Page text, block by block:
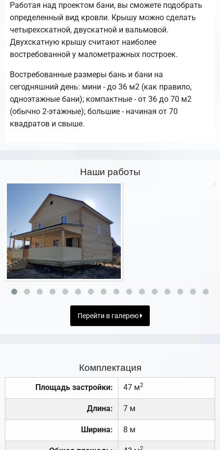
Работая над проектом бани, вы сможете подобрать
определенный вид кровли. Крышу можно сделать
четырехскатной, двускатной и вальмовой.
Двухскатную крышу считают наиболее
востребованной у малометражных построек.
Востребованные размеры бань и бани на
сегодняшний день: мини - до 36 м2 (как правило,
одноэтажные бани); компактные - от 36 до 70 м2
(обычно 2-этажные); большие - начиная от 70
квадратов и свыше.
Наши работы
Перейти в галерею
Комплектация
Площадь застройки: 47 м2
Длина: 7 м
Ширина: 8 м
2